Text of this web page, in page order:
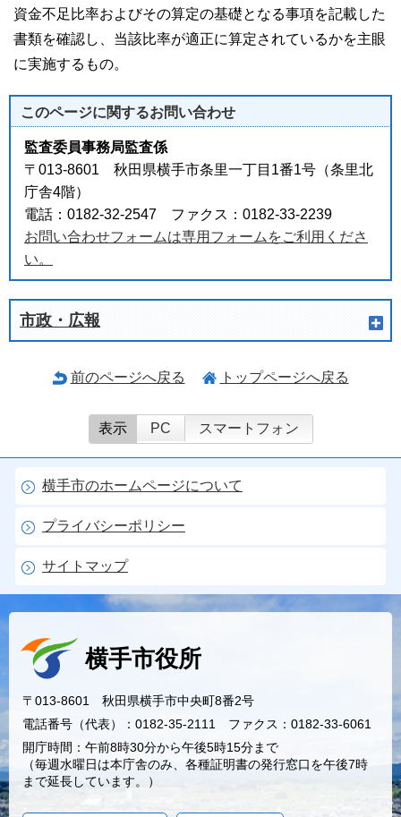
資金不足比率およびその算定の基礎となる事項を記載した
書類を確認し、当該比率が適正に算定されているかを主眼
に実施するもの。
このページに関するお問い合わせ
監査委員事務局監査係
〒013-8601 秋田県横手市条里一丁目1番1号（条里北
庁舎4階）
電話：0182-32-2547 ファクス：0182-33-2239
お問い合わせフォームは専用フォームをご利用くださ
い。
市政・広報
前のページへ戻る トップページへ戻る
表示 PC スマートフォン
横手市のホームページについて
プライバシーポリシー
サイトマップ
横手市役所
〒013-8601 秋田県横手市中央町8番2号
電話番号（代表）：0182-35-2111 ファクス：0182-33-6061
開庁時間：午前8時30分から午後5時15分まで
（毎週水曜日は本庁舎のみ、各種証明書の発行窓口を午後7時
まで延長しています。）